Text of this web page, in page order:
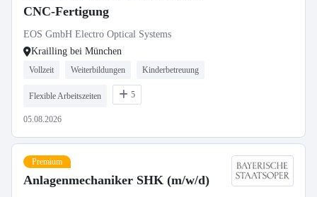
CNC-Fertigung
EOS GmbH Electro Optical Systems
Krailling bei München
Vollzeit Weiterbildungen Kinderbetreuung
Flexible Arbeitszeiten 5
05.08.2026
Premium
Anlagenmechaniker SHK (m/w/d)